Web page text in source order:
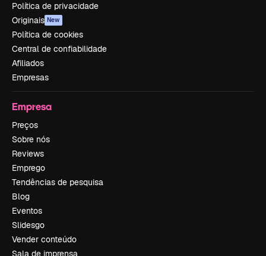
Política de privacidade
Originais New
Política de cookies
Central de confiabilidade
Afiliados
Empresas
Empresa
Preços
Sobre nós
Reviews
Emprego
Tendências de pesquisa
Blog
Eventos
Slidesgo
Vender conteúdo
Sala de imprensa